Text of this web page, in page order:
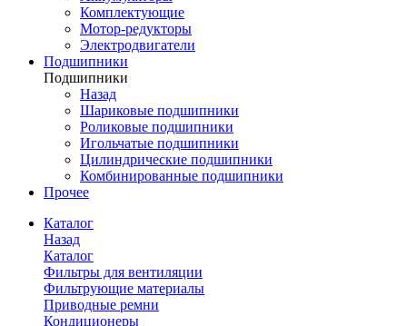
Комплектующие
Мотор-редукторы
Электродвигатели
Подшипники
Подшипники
Назад
Шариковые подшипники
Роликовые подшипники
Игольчатые подшипники
Цилиндрические подшипники
Комбинированные подшипники
Прочее
Каталог
Назад
Каталог
Фильтры для вентиляции
Фильтрующие материалы
Приводные ремни
Кондиционеры